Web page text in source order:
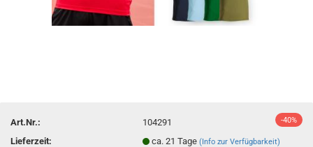
-40%
Art.Nr.:
104291
Lieferzeit:
ca. 21 Tage(Info zur Verfügbarkeit)